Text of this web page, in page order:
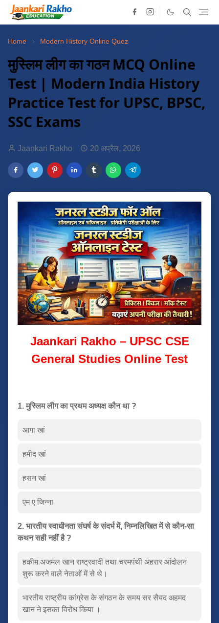
Home Modern History Online Quez
मुस्लिम लीग का गठन MCQ Online
Test | Modern India History
Practice Test for UPSC, BPSC,
SSC Exams
Jaankari Rakho 20 अप्रैल, 2026
Jaankari Rakho – UPSC CSE
General Studies Online Test
1. मुस्लिम लीग का प्रथम अध्यक्ष कौन था ?
आगा खां
हमीद खां
हसन खां
एम ए जिन्ना
2. भारतीय स्वाधीनता संघर्ष के संदर्भ में, निम्नलिखित में से कौन-सा
कथन सही नहीं है ?
हकीम अजमल खान राष्ट्रवादी तथा चरमपंथी अहरार आंदोलन
शुरू करने वाले नेताओं में से थे।
भारतीय राष्ट्रीय कांग्रेस के संगठन के समय सर सैयद अहमद
खान ने इसका विरोध किया ।